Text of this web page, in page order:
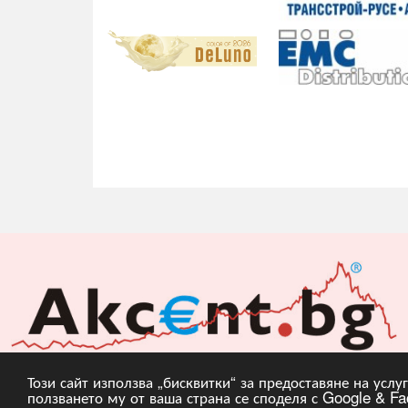
Този сайт използва „бисквитки“ за предоставяне на
ползването му от ваша страна се споделя с Google &